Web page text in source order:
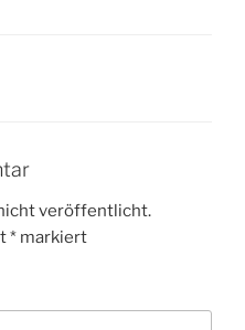
veröffentlicht.
* markiert